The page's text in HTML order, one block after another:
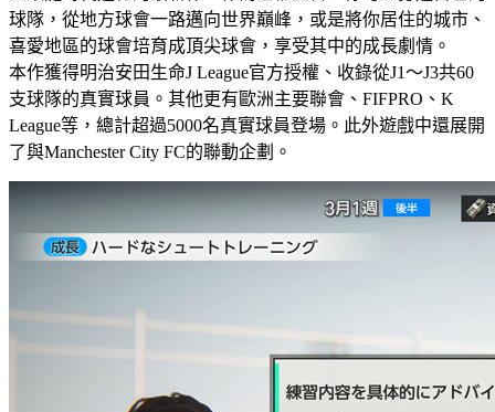
球隊，從地方球會一路邁向世界巔峰，或是將你居住的城市、
喜愛地區的球會培育成頂尖球會，享受其中的成長劇情。
本作獲得明治安田生命J League官方授權、收錄從J1～J3共60
支球隊的真實球員。其他更有歐洲主要聯會、FIFPRO、K
League等，總計超過5000名真實球員登場。此外遊戲中還展開
了與Manchester City FC的聯動企劃。